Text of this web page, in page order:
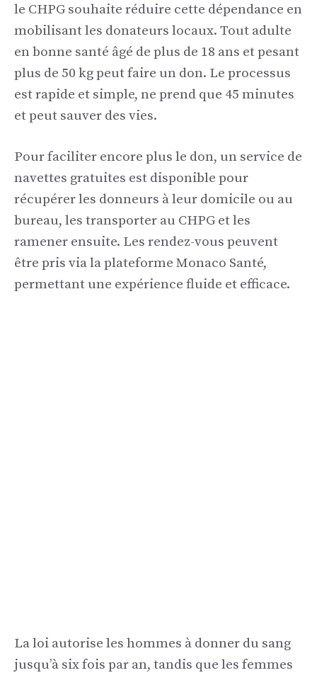
le CHPG souhaite réduire cette dépendance en
mobilisant les donateurs locaux. Tout adulte
en bonne santé âgé de plus de 18 ans et pesant
plus de 50 kg peut faire un don. Le processus
est rapide et simple, ne prend que 45 minutes
et peut sauver des vies.
Pour faciliter encore plus le don, un service de
navettes gratuites est disponible pour
récupérer les donneurs à leur domicile ou au
bureau, les transporter au CHPG et les
ramener ensuite. Les rendez-vous peuvent
être pris via la plateforme Monaco Santé,
permettant une expérience fluide et efficace.
La loi autorise les hommes à donner du sang
jusqu’à six fois par an, tandis que les femmes